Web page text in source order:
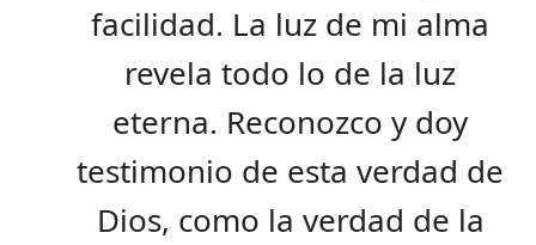
facilidad. La luz de mi alma
revela todo lo de la luz
eterna. Reconozco y doy
testimonio de esta verdad de
Dios, como la verdad de la